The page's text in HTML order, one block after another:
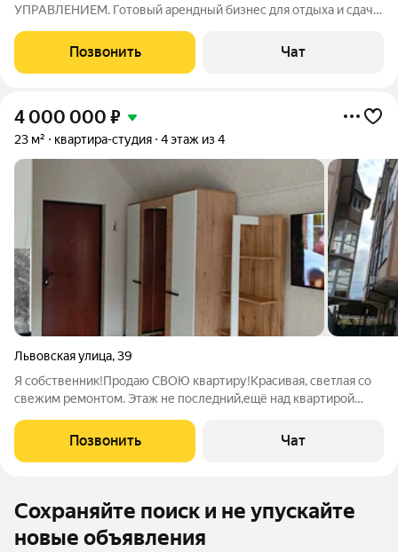
УПРАВЛЕНИЕМ. Готовый арендный бизнес для отдыха и сдачи
ПОКУПКИ: 1. ИПОТЕКА. 2. РАССРОЧКА 70% первый взнос,
30% рассрочка на 6-8 месяцев. 3.
Позвонить Чат
4 000 000 ₽
23 м² квартира-студия 4 этаж из 4
Львовская улица,39
Я собственник!Продаю СВОЮ квартиру!Красивая, светлая со
свежим ремонтом. Этаж не последний,ещё над квартирой
Огромные окна во всю стену с видом на зелень,23, 1кв. м.
Отдельная полноценная
Позвонить Чат
Сохраняйте поиск и не упускайте
новые объявления